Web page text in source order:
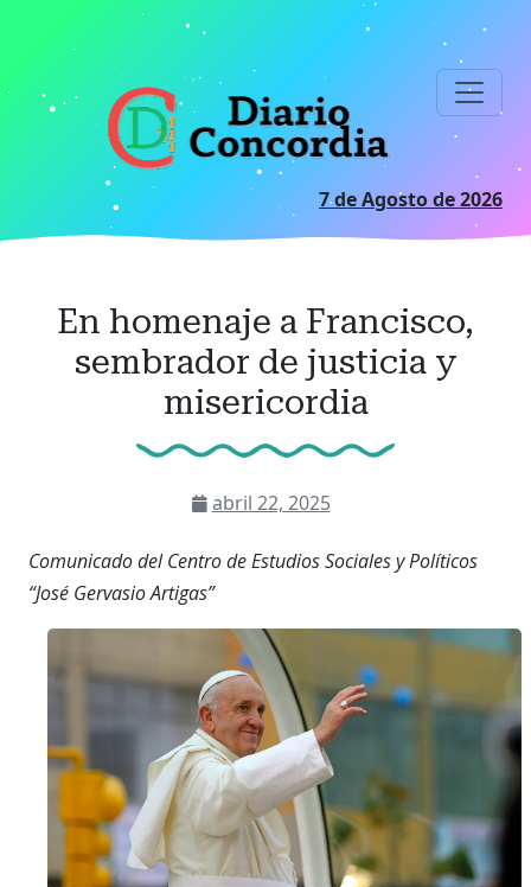
contenido
principal
7 de Agosto de 2026
En homenaje a Francisco,
sembrador de justicia y
misericordia
abril 22, 2025
Comunicado del Centro de Estudios Sociales y Políticos
“José Gervasio Artigas”